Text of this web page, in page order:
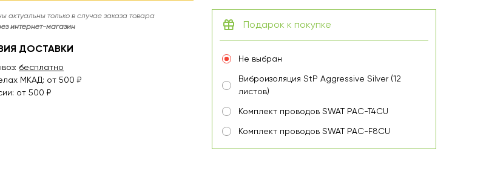
актуальны только в случае заказа товара
интернет-магазин
ДОСТАВКИ
бесплатно
МКАД: от 500 ₽
от 500 ₽
Подарок к покупке
Не выбран
Виброизоляция StP Aggressive Silver (12
листов)
Комплект проводов SWAT PAC-T4CU
Комплект проводов SWAT PAC-F8CU
Видеорегистратор Incar VR-450